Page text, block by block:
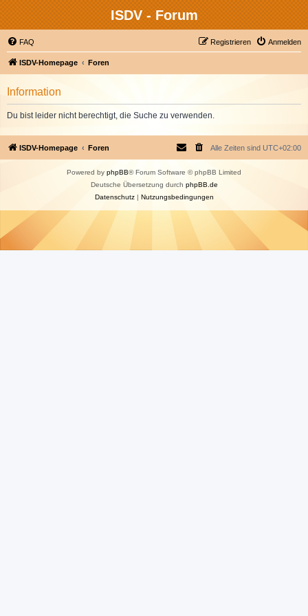
ISDV - Forum
FAQ Anmelden
Registrieren
ISDV-Homepage Foren
Information
Du bist leider nicht berechtigt, die Suche zu verwenden.
ISDV-Homepage Foren Alle Zeiten sind UTC+02:00
Powered by phpBB® Forum Software © phpBB Limited
Deutsche Übersetzung durch phpBB.de
Datenschutz| Nutzungsbedingungen